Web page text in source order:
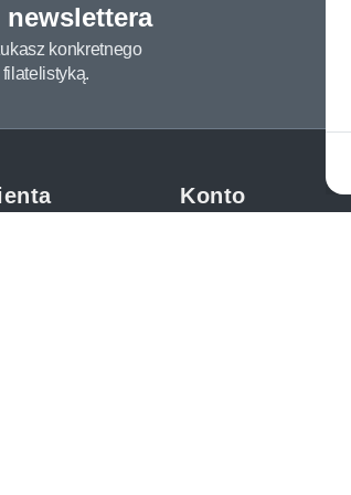
newslettera
konkretnego
Konto